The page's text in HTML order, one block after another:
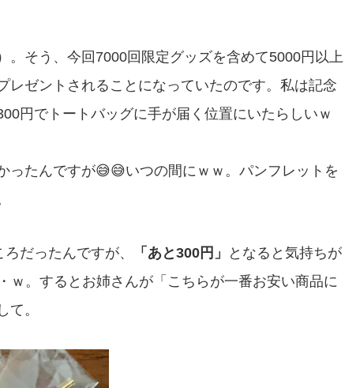
。そう、今回7000回限定グッズを含めて5000円以上
レゼントされることになっていたのです。私は記念
円でトートバッグに手が届く位置にいたらしいｗ
ったんですが😅😅いつの間にｗｗ。パンフレットを
だったんですが、 「あと300円」
となると気持ちが
ｗ。するとお姉さんが「こちらが一番お安い商品に
て。